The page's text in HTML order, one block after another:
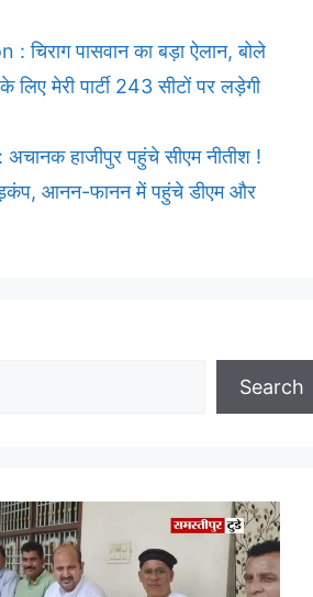
चिराग पासवान का बड़ा ऐलान, बोले
मेरी पार्टी 243 सीटों पर लड़ेगी
हाजीपुर पहुंचे सीएम नीतीश !
आनन-फानन में पहुंचे डीएम और
Search